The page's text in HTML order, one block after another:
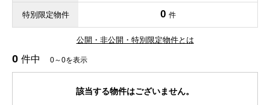
特別限定物件 0 件
公開・非公開・特別限定物件とは
0 件中 0～0を表示
該当する物件はございません。